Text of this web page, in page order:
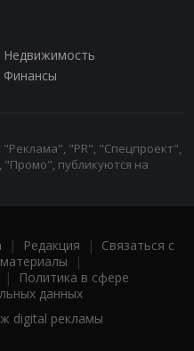
Недвижимость
Финансы
"PR", "Спецпроект",
публикуются на
| Редакция | Связаться с
|
|
Политика в сфере
данных
digital рекламы